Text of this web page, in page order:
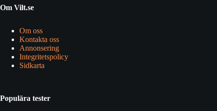
Om Vilt.se
Om oss
Kontakta oss
Annonsering
Integritetspolicy
Sidkarta
Populära tester